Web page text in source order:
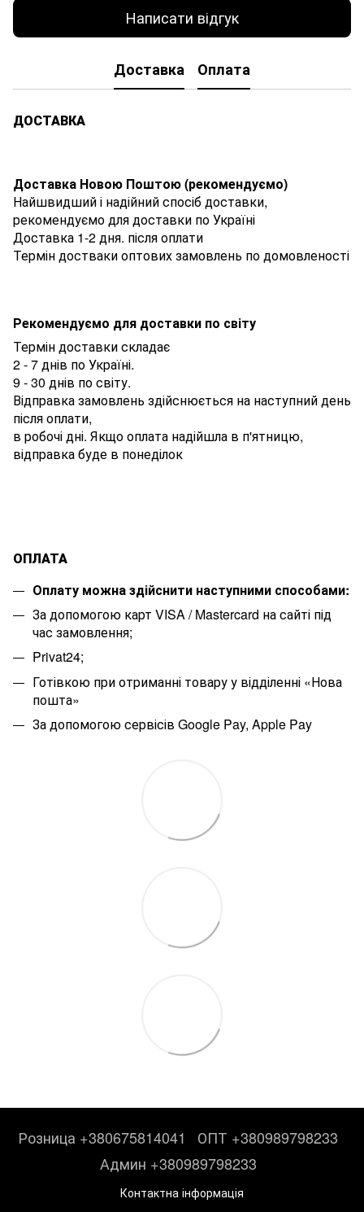
Написати відгук
Доставка Оплата
ДОСТАВКА
Доставка Новою Поштою (рекомендуємо)
Найшвидший і надійний спосіб доставки,
рекомендуємо для доставки по Україні
Доставка 1-2 дня. після оплати
Термін достваки оптових замовлень по домовленості
Рекомендуємо для доставки по світу
Термін доставки складає
2 - 7 днів по Україні.
9 - 30 днів по світу.
Відправка замовлень здійснюється на наступний день
після оплати,
в робочі дні. Якщо оплата надійшла в п'ятницю,
відправка буде в понеділок
ОПЛАТА
Оплату можна здійснити наступними способами:
За допомогою карт VISA / Mastercard на сайті під
час замовлення;
Privat24;
Готівкою при отриманні товару у відділенні «Нова
пошта»
За допомогою сервісів Google Pay, Apple Pay
Розница +380675814041
ОПТ +380989798233
Админ +380989798233
Контактна інформація